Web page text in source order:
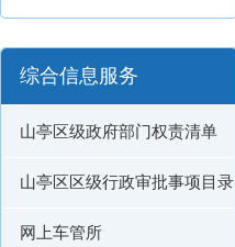
综合信息服务
山亭区级政府部门权责清单
山亭区区级行政审批事项目录
网上车管所